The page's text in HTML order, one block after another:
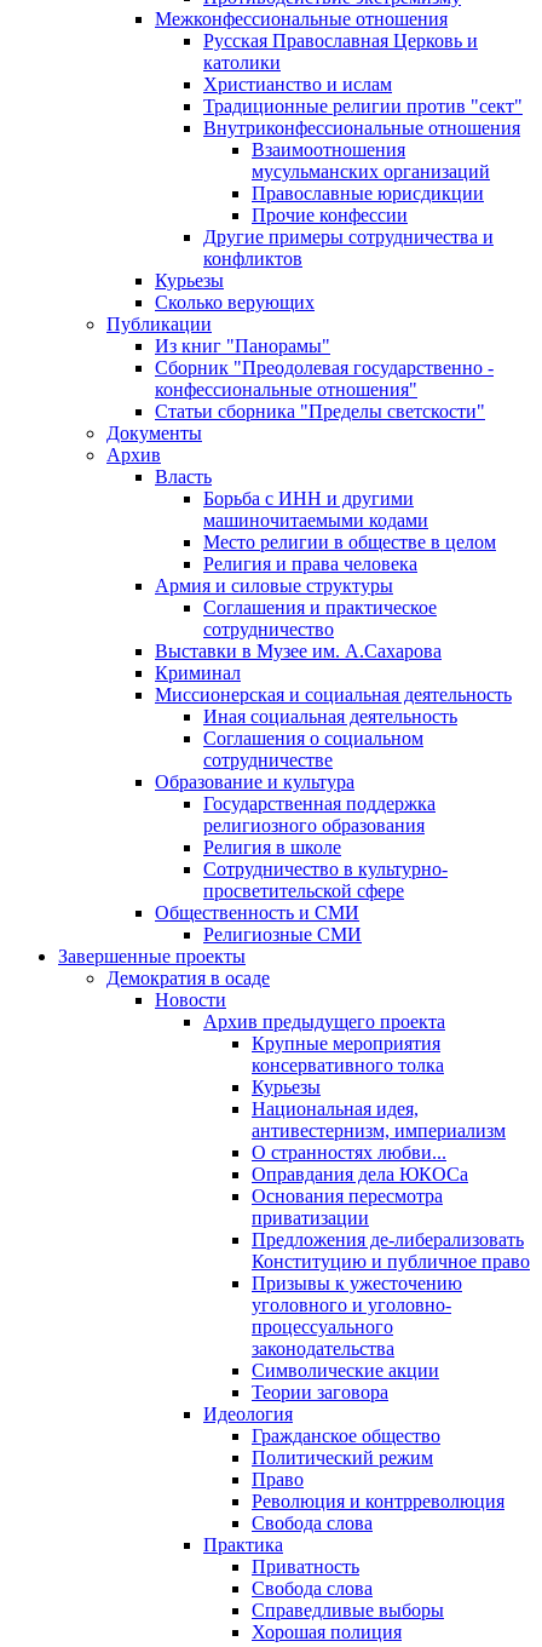
Межконфессиональные отношения
Русская Православная Церковь и
католики
Христианство и ислам
Традиционные религии против "сект"
Внутриконфессиональные отношения
Взаимоотношения
мусульманских организаций
Православные юрисдикции
Прочие конфессии
Другие примеры сотрудничества и
конфликтов
Курьезы
Сколько верующих
Публикации
Из книг "Панорамы"
Сборник "Преодолевая государственно -
конфессиональные отношения"
Статьи сборника "Пределы светскости"
Документы
Архив
Власть
Борьба с ИНН и другими
машиночитаемыми кодами
Место религии в обществе в целом
Религия и права человека
Армия и силовые структуры
Соглашения и практическое
сотрудничество
Выставки в Музее им. А.Сахарова
Криминал
Миссионерская и социальная деятельность
Иная социальная деятельность
Соглашения о социальном
сотрудничестве
Образование и культура
Государственная поддержка
религиозного образования
Религия в школе
Сотрудничество в культурно-
просветительской сфере
Общественность и СМИ
Религиозные СМИ
Завершенные проекты
Демократия в осаде
Новости
Архив предыдущего проекта
Крупные мероприятия
консервативного толка
Курьезы
Национальная идея,
антивестернизм, империализм
О странностях любви...
Оправдания дела ЮКОСа
Основания пересмотра
приватизации
Предложения де-либерализовать
Конституцию и публичное право
Призывы к ужесточению
уголовного и уголовно-
процессуального
законодательства
Символические акции
Теории заговора
Идеология
Гражданское общество
Политический режим
Право
Революция и контрреволюция
Свобода слова
Практика
Приватность
Свобода слова
Справедливые выборы
Хорошая полиция